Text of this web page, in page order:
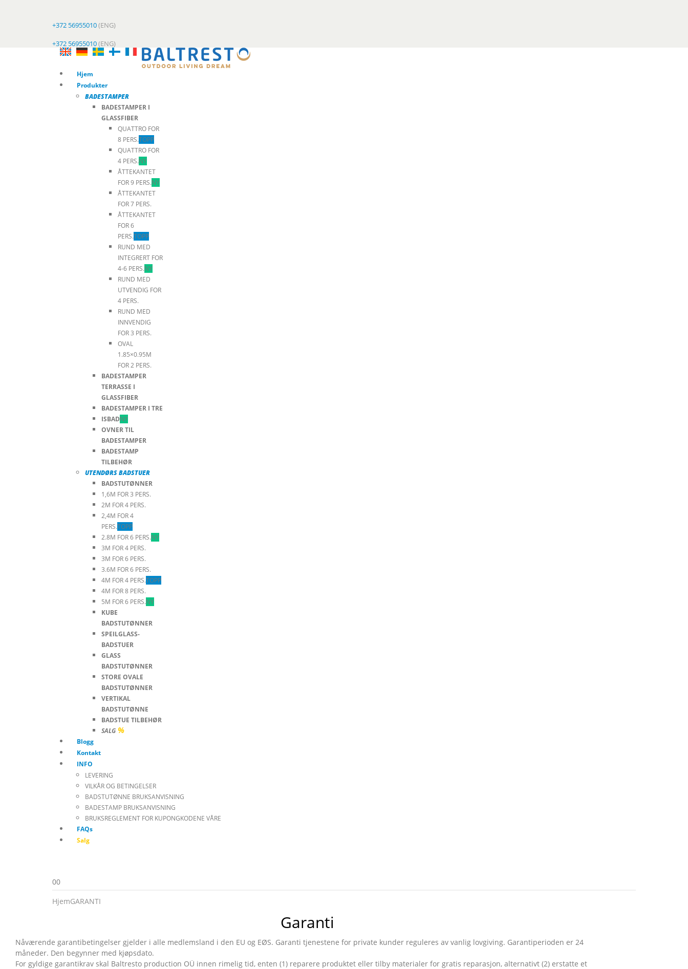
+372 56955010(ENG)
+372 56955010(ENG)
Hjem
Produkter
BADESTAMPER
BADESTAMPER I
GLASSFIBER
QUATTRO FOR
8 PERS.TOPP
QUATTRO FOR
4 PERS.NY
ÅTTEKANTET
FOR 9 PERS.NY
ÅTTEKANTET
FOR 7 PERS.
ÅTTEKANTET
FOR 6
PERS.TOPP
RUND MED
INTEGRERT FOR
4-6 PERS.NY
RUND MED
UTVENDIG FOR
4 PERS.
RUND MED
INNVENDIG
FOR 3 PERS.
OVAL
1.85×0.95M
FOR 2 PERS.
BADESTAMPER
TERRASSE I
GLASSFIBER
BADESTAMPER I TRE
ISBADNY
OVNER TIL
BADESTAMPER
BADESTAMP
TILBEHØR
UTENDØRS BADSTUER
BADSTUTØNNER
1,6M FOR 3 PERS.
2M FOR 4 PERS.
2,4M FOR 4
PERS.TOPP
2.8M FOR 6 PERS.NY
3M FOR 4 PERS.
3M FOR 6 PERS.
3.6M FOR 6 PERS.
4M FOR 4 PERS.TOPP
4M FOR 8 PERS.
5M FOR 6 PERS.NY
KUBE
BADSTUTØNNER
SPEILGLASS-
BADSTUER
GLASS
BADSTUTØNNER
STORE OVALE
BADSTUTØNNER
VERTIKAL
BADSTUTØNNE
BADSTUE TILBEHØR
SALG %
Blogg
Kontakt
INFO
LEVERING
VILKÅR OG BETINGELSER
BADSTUTØNNE BRUKSANVISNING
BADESTAMP BRUKSANVISNING
BRUKSREGLEMENT FOR KUPONGKODENE VÅRE
FAQs
Salg
00
HjemGARANTI
Garanti
Nåværende garantibetingelser gjelder i alle medlemsland i den EU og EØS. Garanti tjenestene for private kunder reguleres av vanlig lovgiving. Garantiperioden er 24
måneder. Den begynner med kjøpsdato.
For gyldige garantikrav skal Baltresto production OÜ innen rimelig tid, enten (1) reparere produktet eller tilby materialer for gratis reparasjon, alternativt (2) erstatte et